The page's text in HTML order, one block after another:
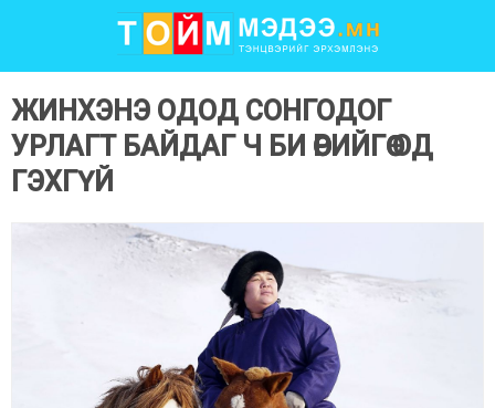
ЖИНХЭНЭ ОДОД СОНГОДОГ
УРЛАГТ БАЙДАГ Ч БИ ӨӨРИЙГӨӨ ОД
ГЭХГҮЙ